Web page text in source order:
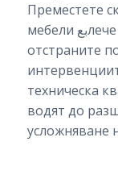
Преместете
мебели بعлече от водата. Не се опитвайте да
отстраните
техническа
водят до
усложняване